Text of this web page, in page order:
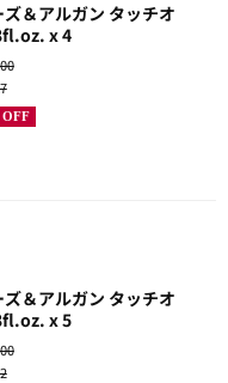
＆アルガン タッチオ
x 4
OFF
＆アルガン タッチオ
x 5